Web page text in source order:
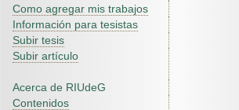
Como agregar mis trabajos
Información para tesistas
Subir tesis
Subir artículo
Acerca de RIUdeG
Contenidos